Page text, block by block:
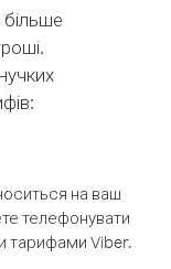
на ваш
телефонувати
тарифами Viber.